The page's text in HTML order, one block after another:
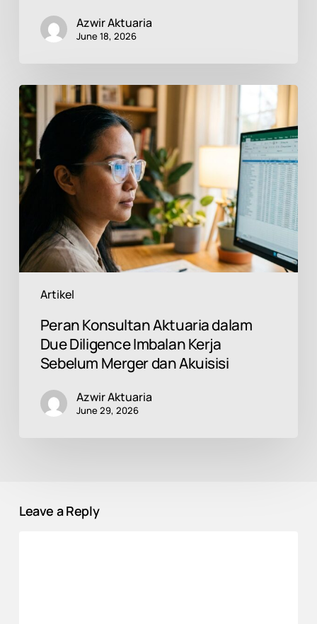
Azwir Aktuaria
June 18, 2026
Artikel
Peran
Konsultan
Aktuaria
dalam
Due
Diligence
Imbalan
Kerja
Sebelum
Merger
dan
Akuisisi
Peran Konsultan Aktuaria dalam
Due Diligence Imbalan Kerja
Sebelum Merger dan Akuisisi
Azwir Aktuaria
June 29, 2026
Leave a Reply